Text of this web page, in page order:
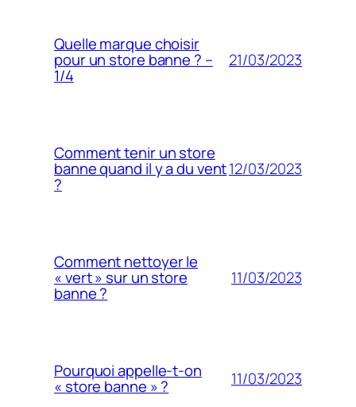
Quelle marque choisir
pour un store banne ? –
1/4
21/03/2023
Comment tenir un store
banne quand il y a du vent
?
12/03/2023
Comment nettoyer le
« vert » sur un store
banne ?
11/03/2023
Pourquoi appelle-t-on
« store banne » ? 11/03/2023